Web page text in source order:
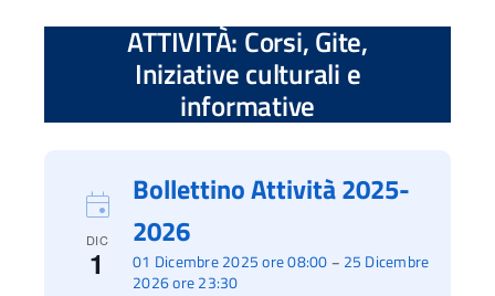
ATTIVITÀ: Corsi, Gite,
Iniziative culturali e
informative
DIC
1 01 Dicembre 2025 ore 08:00 – 25 Dicembre
2026 ore 23:30
Bollettino Attività 2025-
2026